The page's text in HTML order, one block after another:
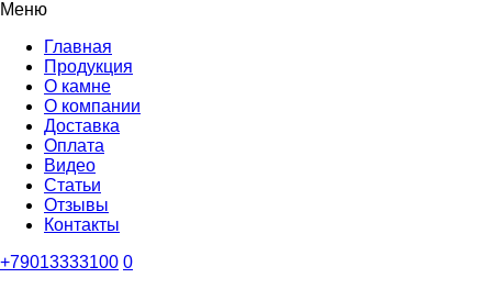
Меню
Главная
Продукция
О камне
О компании
Доставка
Оплата
Видео
Статьи
Отзывы
Контакты
+79013333100 0